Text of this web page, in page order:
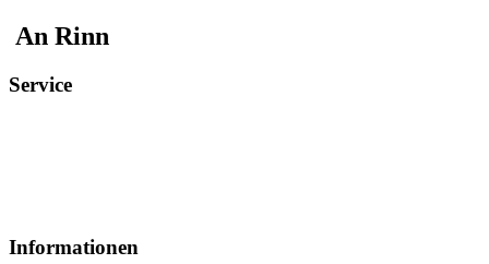
An Rinn
Service
Informationen